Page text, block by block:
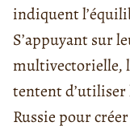
indiquent
S’appuyant sur
multivectorielle,
tentent d’utiliser
Russie pour